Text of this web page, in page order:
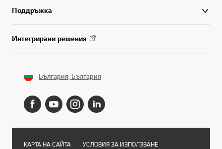
Поддръжка
Интегрирани решения
България, България
КАРТА НА САЙТА УСЛОВИЯ ЗА ИЗПОЛЗВАНЕ